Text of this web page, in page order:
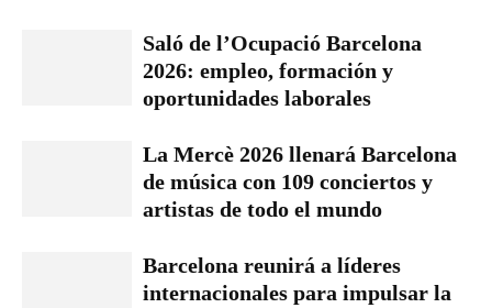
Saló de l’Ocupació Barcelona
2026: empleo, formación y
oportunidades laborales
La Mercè 2026 llenará Barcelona
de música con 109 conciertos y
artistas de todo el mundo
Barcelona reunirá a líderes
internacionales para impulsar la